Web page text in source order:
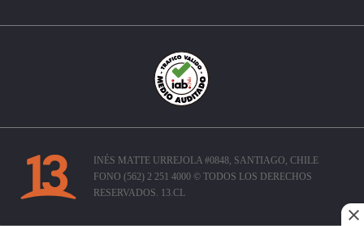
INÉS MATTE URREJOLA #0848, SANTIAGO, CHILE
FONO (562) 2 251 4000 © TODOS LOS DERECHOS
RESERVADOS. 13.CL